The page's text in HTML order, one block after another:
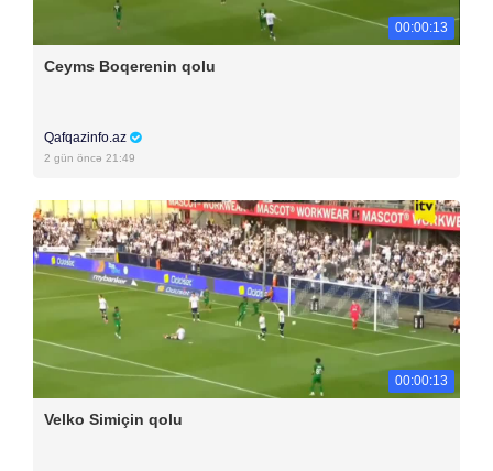
00:00:13
Ceyms Boqerenin qolu
Qafqazinfo.az
2 gün öncə 21:49
00:00:13
Velko Simiçin qolu